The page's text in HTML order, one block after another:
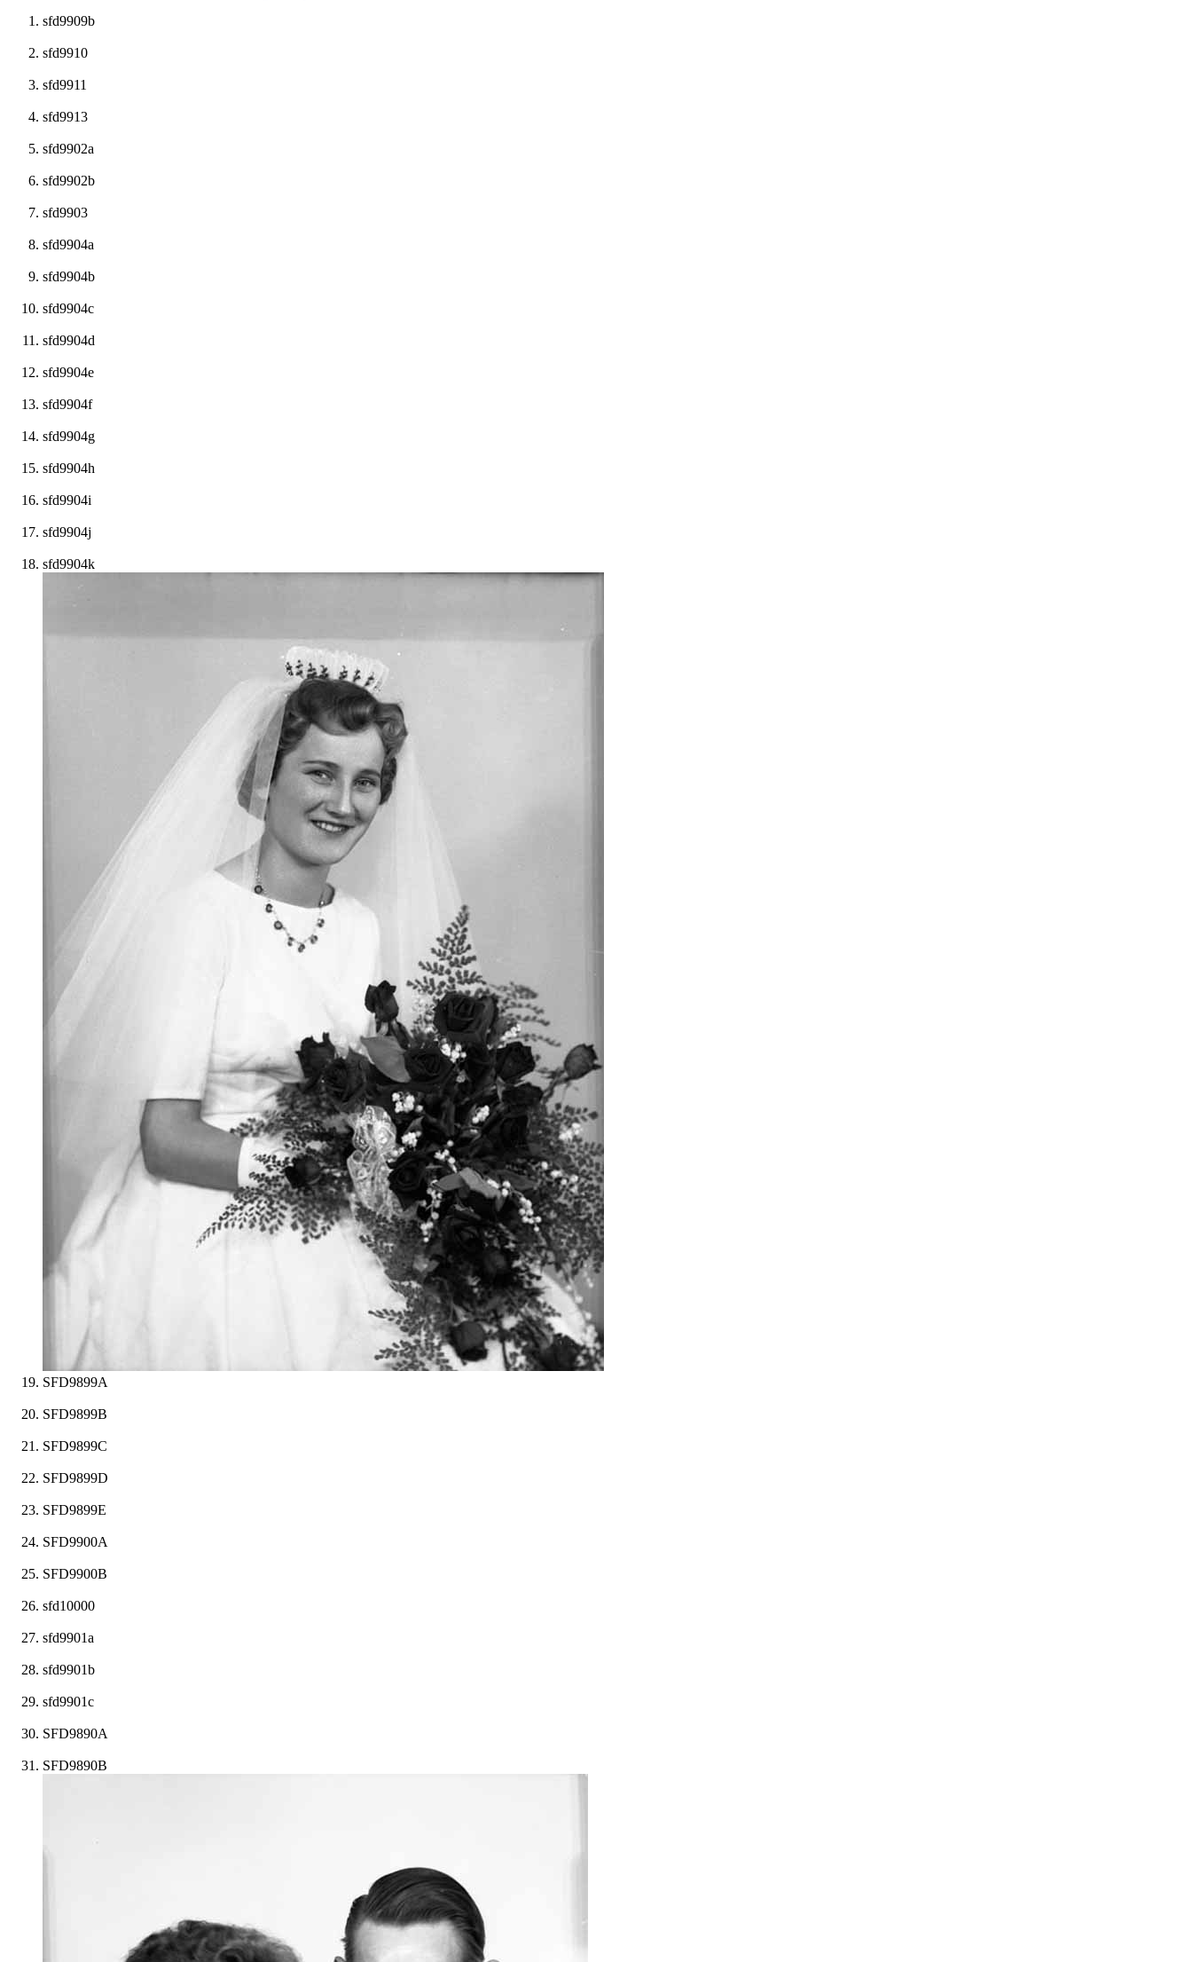
sfd9909b
sfd9910
sfd9911
sfd9913
sfd9902a
sfd9902b
sfd9903
sfd9904a
sfd9904b
sfd9904c
sfd9904d
sfd9904e
sfd9904f
sfd9904g
sfd9904h
sfd9904i
sfd9904j
sfd9904k
SFD9899A
SFD9899B
SFD9899C
SFD9899D
SFD9899E
SFD9900A
SFD9900B
sfd10000
sfd9901a
sfd9901b
sfd9901c
SFD9890A
SFD9890B